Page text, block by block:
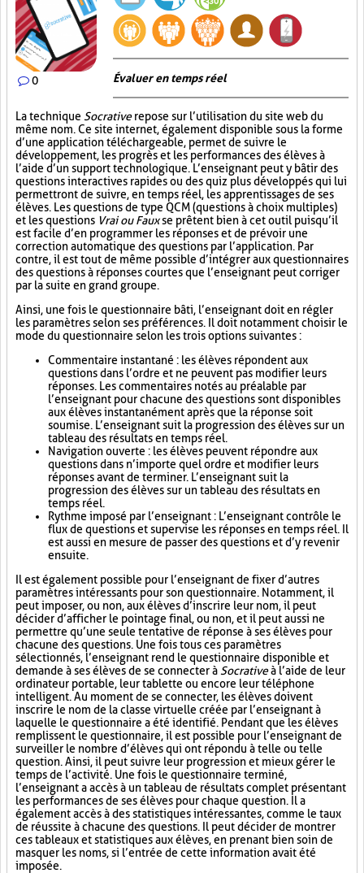
0 Évaluer en temps réel
La technique Socrativerepose sur l’utilisation du site web du
même nom. Ce site internet, également disponible sous la forme
d’une application téléchargeable, permet de suivre le
développement, les progrès et les performances des élèves à
l’aide d’un support technologique. L’enseignant peut y bâtir des
questions interactives rapides ou des quiz plus développés qui lui
permettront de suivre, en temps réel, les apprentissages de ses
élèves. Les questions de type QCM (questions à choix multiples)
et les questions Vrai ou Fauxse prêtent bien à cet outil puisqu’il
est facile d’en programmer les réponses et de prévoir une
correction automatique des questions par l’application. Par
contre, il est tout de même possible d’intégrer aux questionnaires
des questions à réponses courtes que l’enseignant peut corriger
par la suite en grand groupe.
Ainsi, une fois le questionnaire bâti, l’enseignant doit en régler
les paramètres selon ses préférences. Il doit notamment choisir le
mode du questionnaire selon les trois options suivantes :
Commentaire instantané : les élèves répondent aux
questions dans l’ordre et ne peuvent pas modifier leurs
réponses. Les commentaires notés au préalable par
l’enseignant pour chacune des questions sont disponibles
aux élèves instantanément après que la réponse soit
soumise. L’enseignant suit la progression des élèves sur un
tableau des résultats en temps réel.
Navigation ouverte : les élèves peuvent répondre aux
questions dans n’importe quel ordre et modifier leurs
réponses avant de terminer. L’enseignant suit la
progression des élèves sur un tableau des résultats en
temps réel.
Rythme imposé par l’enseignant : L’enseignant contrôle le
flux de questions et supervise les réponses en temps réel. Il
est aussi en mesure de passer des questions et d’y revenir
ensuite.
Il est également possible pour l’enseignant de fixer d’autres
paramètres intéressants pour son questionnaire. Notamment, il
peut imposer, ou non, aux élèves d’inscrire leur nom, il peut
décider d’afficher le pointage final, ou non, et il peut aussi ne
permettre qu’une seule tentative de réponse à ses élèves pour
chacune des questions. Une fois tous ces paramètres
sélectionnés, l’enseignant rend le questionnaire disponible et
demande à ses élèves de se connecter à Socrativeà l’aide de leur
ordinateur portable, leur tablette ou encore leur téléphone
intelligent. Au moment de se connecter, les élèves doivent
inscrire le nom de la classe virtuelle créée par l’enseignant à
laquelle le questionnaire a été identifié. Pendant que les élèves
remplissent le questionnaire, il est possible pour l’enseignant de
surveiller le nombre d’élèves qui ont répondu à telle ou telle
question. Ainsi, il peut suivre leur progression et mieux gérer le
temps de l’activité. Une fois le questionnaire terminé,
l’enseignant a accès à un tableau de résultats complet présentant
les performances de ses élèves pour chaque question. Il a
également accès à des statistiques intéressantes, comme le taux
de réussite à chacune des questions. Il peut décider de montrer
ces tableaux et statistiques aux élèves, en prenant bien soin de
masquer les noms, si l’entrée de cette information avait été
imposée.